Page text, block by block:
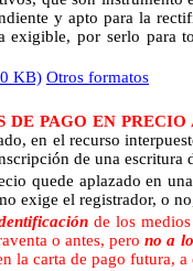
y apto para la
exigible, por serlo
KB) Otros formatos
PAGO EN PRECIO
en el recurso
de una
aplazado en una
exige el registrador, o
de los
o antes, perono a
la carta de pago futura,